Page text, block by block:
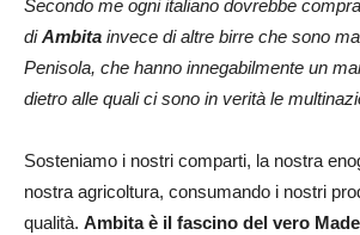
Secondo me ogni italiano dovrebbe
diAmbita invece di altre birre che sono
Penisola, che hanno innegabilmente un
dietro alle quali ci sono in verità le
Sosteniamo i nostri comparti, la nostra
nostra agricoltura, consumando i nostri
qualità. Ambita è il fascino del vero